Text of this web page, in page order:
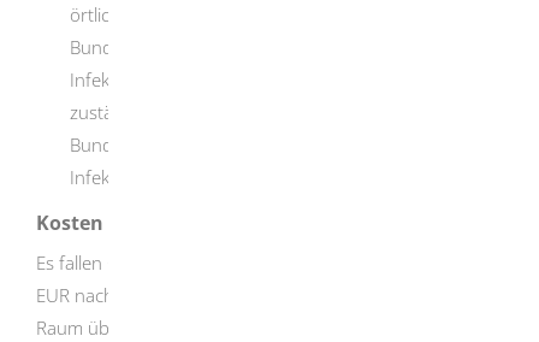
örtlich zuständigen Regierungspräsidium nach § 20
Bundesseuchengesetz beziehungsweise nach § 49
Infektionsschutzgesetz und/oder der Erlaubnis des
zuständigen Regierungspräsidiums nach § 19
Bundesseuchengesetz beziehungsweise nach § 44
Infektionsschutzgesetz.
Kosten
Es fallen Gebühren in Höhe von 350,00 EUR bis 500,00
EUR nach der Verordnung des Ministeriums Ländlicher
Raum über die Festsetzung der Gebührensätze für